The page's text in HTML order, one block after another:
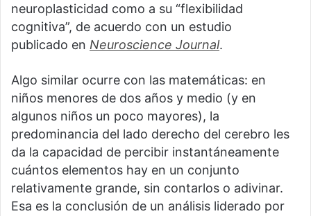
neuroplasticidad como a su “flexibilidad
cognitiva”, de acuerdo con un estudio
publicado en Neuroscience Journal.
Algo similar ocurre con las matemáticas: en
niños menores de dos años y medio (y en
algunos niños un poco mayores), la
predominancia del lado derecho del cerebro les
da la capacidad de percibir instantáneamente
cuántos elementos hay en un conjunto
relativamente grande, sin contarlos o adivinar.
Esa es la conclusión de un análisis liderado por